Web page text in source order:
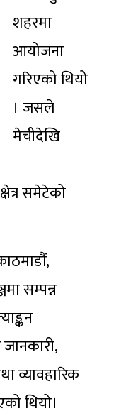
शहरमा
आयोजना
गरिएको थियो
। जसले
मेचीदेखि
समेटेको
सम्पन्न
जानकारी,
व्यावहारिक
थियो।